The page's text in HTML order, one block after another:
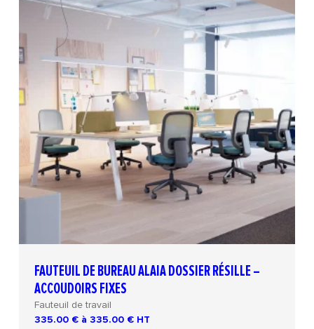
FAUTEUIL DE BUREAU ALAIA DOSSIER RÉSILLE –
ACCOUDOIRS FIXES
Fauteuil de travail
335.00 € à 335.00 € HT